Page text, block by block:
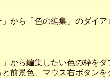
から「色の編集」のダイア
から編集したい色の枠をダ
前景色、マウス右ボタン